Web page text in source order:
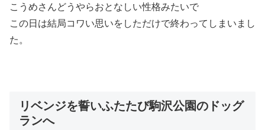
こうめさんどうやらおとなしい性格みたいで
この日は結局コワい思いをしただけで終わってしまいまし
た。
リベンジを誓いふたたび駒沢公園のドッグ
ランへ